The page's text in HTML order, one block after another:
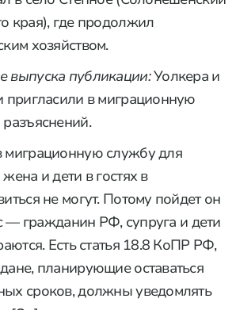
края), где продолжил
хозяйством.
выпуска публикации:Уолкера и
пригласили в миграционную
миграционную службу для
и дети в гостях в
не могут. Потому пойдет он
— гражданин РФ, супруга и дети
Есть статья 18.8 КоПР РФ,
планирующие оставаться
сроков, должны уведомлять